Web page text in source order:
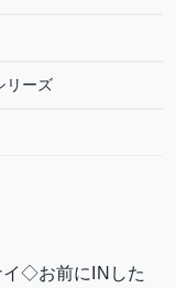
リーズ
イ◇お前にINした